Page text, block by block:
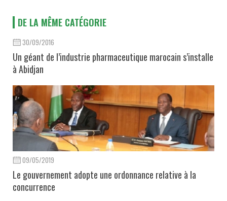
DE LA MÊME CATÉGORIE
30/09/2016
Un géant de l’industrie pharmaceutique marocain s’installe
à Abidjan
09/05/2019
Le gouvernement adopte une ordonnance relative à la
concurrence